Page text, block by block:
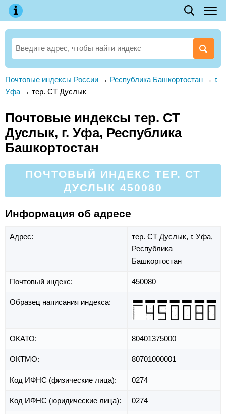
Почтовые индексы России → Республика Башкортостан → г.
Уфа → тер. СТ Дуслык
Почтовые индексы тер. СТ
Дуслык, г. Уфа, Республика
Башкортостан
ПОЧТОВЫЙ ИНДЕКС ТЕР. СТ
ДУСЛЫК 450080
Информация об адресе
Адрес: тер. СТ Дуслык, г. Уфа,
Республика
Башкортостан
Почтовый индекс: 450080
Образец написания индекса:
ОКАТО: 80401375000
ОКТМО: 80701000001
Код ИФНС (физические лица): 0274
Код ИФНС (юридические лица): 0274